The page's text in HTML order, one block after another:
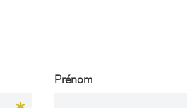
Prénom